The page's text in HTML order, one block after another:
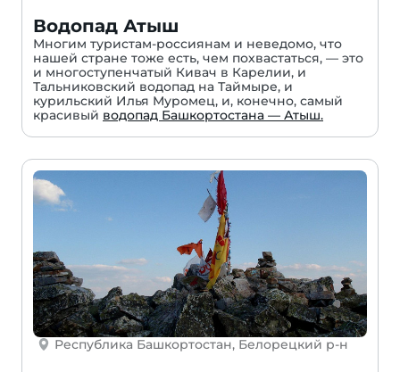
Водопад Атыш
Многим туристам-россиянам и неведомо, что
нашей стране тоже есть, чем похвастаться, — это
и многоступенчатый Кивач в Карелии, и
Тальниковский водопад на Таймыре, и
курильский Илья Муромец, и, конечно, самый
красивый водопад Башкортостана — Атыш.
Республика Башкортостан, Белорецкий р-н